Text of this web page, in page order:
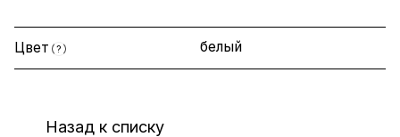
Цвет ? белый
Назад к списку